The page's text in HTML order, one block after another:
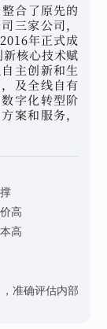
合了原先的
三家公司，
年正式成
核心技术赋
主创新和生
及全线自有
字化转型阶
案和服务，
高
高
准确评估内部